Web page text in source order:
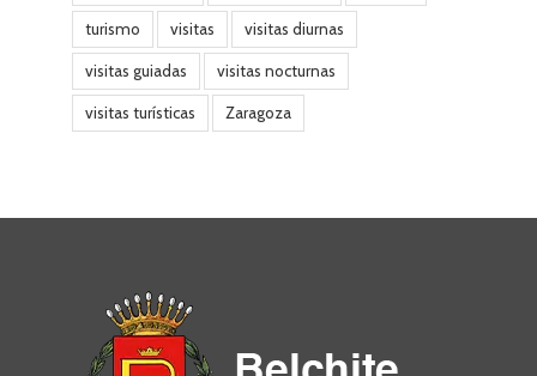
turismo visitas visitas diurnas
visitas guiadas visitas nocturnas
visitas turísticas Zaragoza